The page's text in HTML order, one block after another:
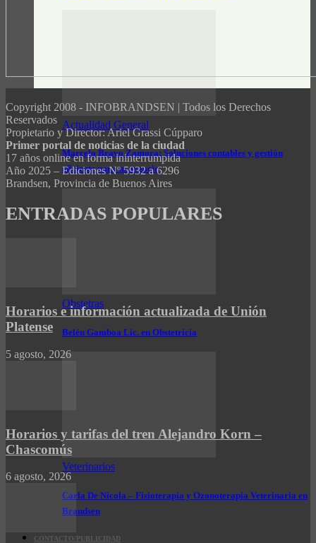
Actualidad General
Marcelo Bravo Zamora: Soluciones contables y gestión
eficiente para tu negocio
Obstetras
Belén Gamboa Lic. en Obstetricia
Veterinarios
Carla De Nicola – Fisioterapia y Ozonoterapia Veterinaria en
Brandsen
CONTACTO/PUBLICIDAD
Copyright 2008 - INFOBRANDSEN | Todos los Derechos
Reservados
Propietario y Director: Ariel Grassi Cúpparo
Primer portal de noticias de la ciudad
17 años online en forma ininterrumpida
Año 2025 – Ediciones Nº 5932 a 6296
Brandsen, Provincia de Buenos Aires
ENTRADAS POPULARES
Horarios e información actualizada de Unión
Platense
5 agosto, 2026
Horarios y tarifas del tren Alejandro Korn –
Chascomús
6 agosto, 2026